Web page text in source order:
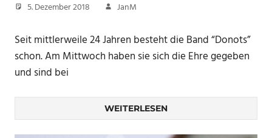
5. Dezember 2018 JanM
Seit mittlerweile 24 Jahren besteht die Band “Donots”
schon. Am Mittwoch haben sie sich die Ehre gegeben
und sind bei
WEITERLESEN